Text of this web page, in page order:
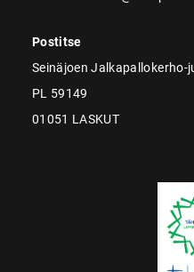
Postitse
Seinäjoen Jalkapallokerho-
PL 59149
01051 LASKUT